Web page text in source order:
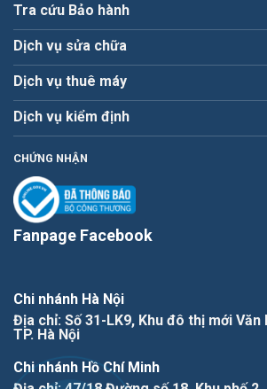
Tra cứu Bảo hành
Dịch vụ sửa chữa
Dịch vụ thuê máy
Dịch vụ kiểm định
CHỨNG NHẬN
Fanpage Facebook
Chi nhánh Hà Nội
Địa chỉ: Số 31-LK9, Khu đô thị mới Văn
TP. Hà Nội
Chi nhánh Hồ Chí Minh